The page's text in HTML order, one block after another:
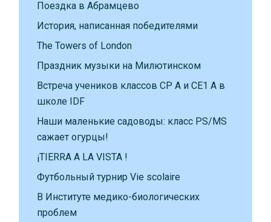
Поездка в Абрамцево
История, написанная победителями
The Towers of London
Праздник музыки на Милютинском
Встреча учеников классов CP A и CE1 A в
школе IDF
Наши маленькие садоводы: класс PS/MS
сажает огурцы!
¡TIERRA A LA VISTA !
Футбольный турнир Vie scolaire
В Институте медико-биологических
проблем